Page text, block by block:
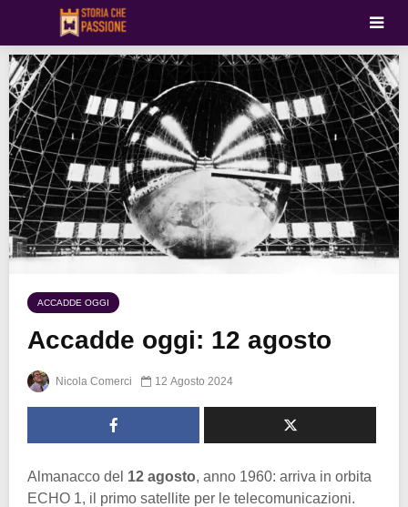
ACCADDE OGGI
Accadde oggi: 12 agosto
Nicola Comerci 12 Agosto 2024
Almanacco del 12 agosto, anno 1960: arriva in orbita
ECHO 1, il primo satellite per le telecomunicazioni.